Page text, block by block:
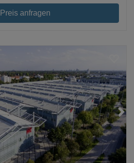
Preis anfragen
Loading...